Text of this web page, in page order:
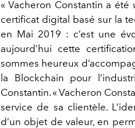
« Vacheron Constantin a
certificat digital basé sur la
en Mai 2019 : c’est une
aujourd’hui cette
sommes heureux
la Blockchain pour
Constantin. « Vacheron
service de sa clientèle.
d’un objet de valeur, en